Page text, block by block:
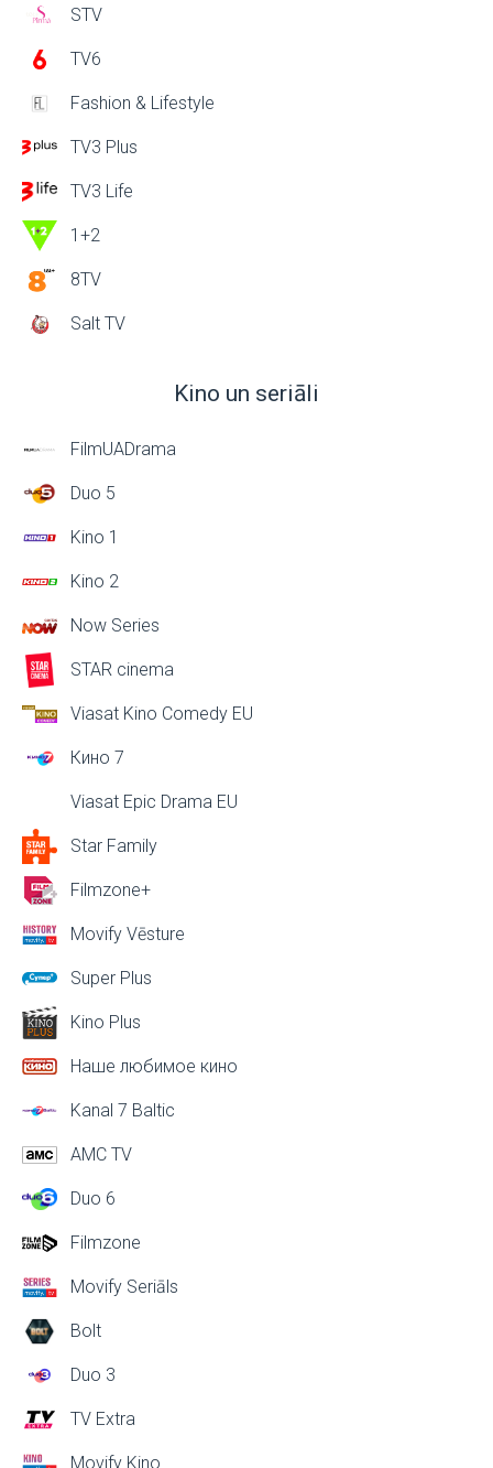
STV
TV6
Fashion & Lifestyle
TV3 Plus
TV3 Life
1+2
8TV
Salt TV
Kino un seriāli
FilmUADrama
Duo 5
Kino 1
Kino 2
Now Series
STAR cinema
Viasat Kino Comedy EU
Кино 7
Viasat Epic Drama EU
Star Family
Filmzone+
Movify Vēsture
Super Plus
Kino Plus
Наше любимое кино
Kanal 7 Baltic
AMC TV
Duo 6
Filmzone
Movify Seriāls
Bolt
Duo 3
TV Extra
Movify Kino